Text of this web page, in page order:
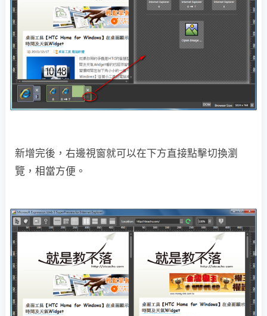
新增完後，右邊視窗就可以在下方直接點擊切換瀏
覽，相當方便。